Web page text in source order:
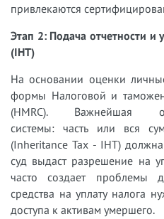
привлекаются
Этап 2: Подача отчетности и
(IHT)
На основании оценки
формы Налоговой и
(HMRC). Важнейшая
системы: часть или вся
(Inheritance Tax - IHT)
суд выдаст разрешение на
часто создает проблемы
средства на уплату налога
доступа к активам умершего.